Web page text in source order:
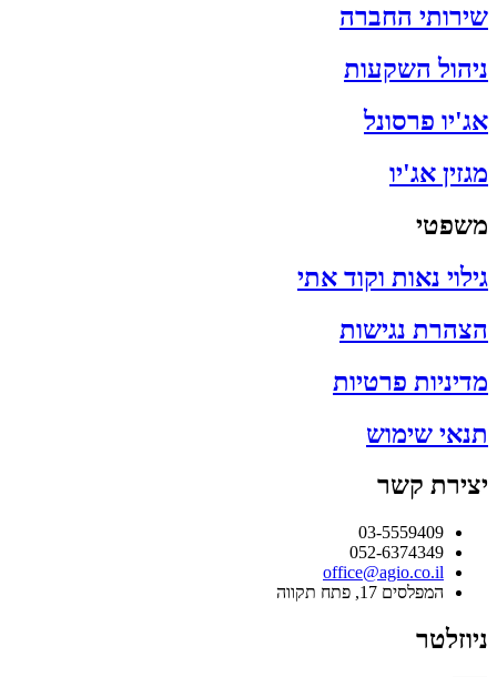
שירותי החברה
ניהול השקעות
אג'יו פרסונל
מגזין אג'יו
משפטי
גילוי נאות וקוד אתי
הצהרת נגישות
מדיניות פרטיות
תנאי שימוש
יצירת קשר
03-5559409
052-6374349
office@agio.co.il
המפלסים 17, פתח תקווה
ניוזלטר